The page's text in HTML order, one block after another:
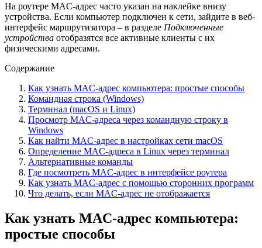
На роутере MAC-адрес часто указан на наклейке внизу
устройства. Если компьютер подключен к сети, зайдите в веб-
интерфейс маршрутизатора – в разделе Подключенные
устройства отобразятся все активные клиенты с их
физическими адресами.
Содержание
Как узнать MAC-адрес компьютера: простые способы
Командная строка (Windows)
Терминал (macOS и Linux)
Просмотр MAC-адреса через командную строку в
Windows
Как найти MAC-адрес в настройках сети macOS
Определение MAC-адреса в Linux через терминал
Альтернативные команды
Где посмотреть MAC-адрес в интерфейсе роутера
Как узнать MAC-адрес с помощью сторонних программ
Что делать, если MAC-адрес не отображается
Как узнать MAC-адрес компьютера:
простые способы